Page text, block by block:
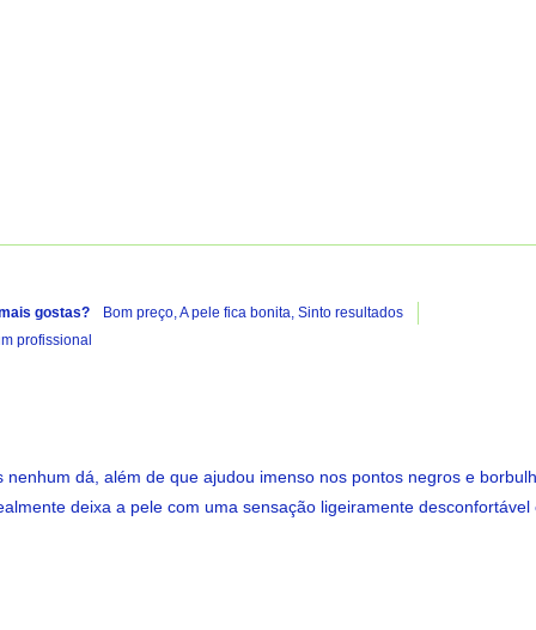
gostas? Bom preço, A pele fica bonita, Sinto resultados
profissional
dá, além de que ajudou imenso nos pontos negros e
deixa a pele com uma sensação ligeiramente